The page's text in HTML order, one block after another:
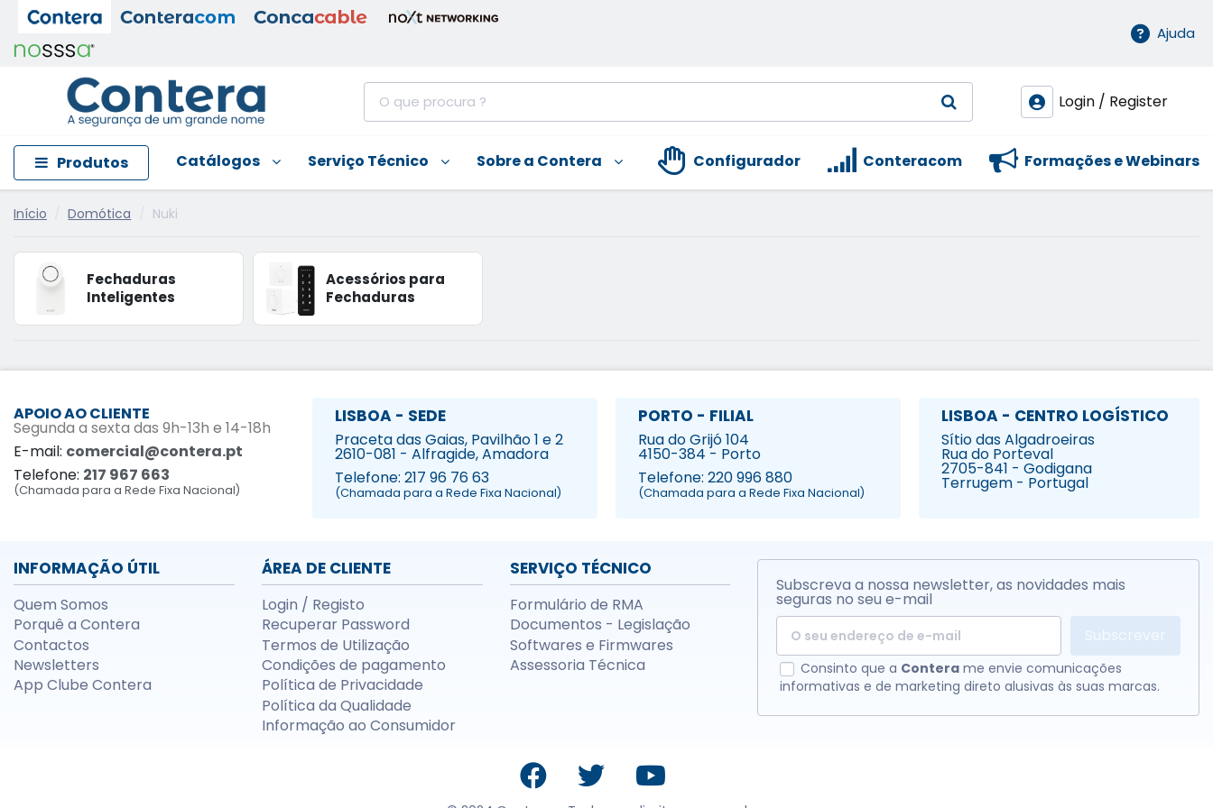
Ajuda
Login / Register
Produtos Catálogos Serviço Técnico Sobre a Contera Formações e Webinars
Conteracom
Configurador
Início Domótica Nuki
Fechaduras
Inteligentes
Acessórios para
Fechaduras
APOIO AO CLIENTE
Segunda a sexta das 9h-13h e 14-18h
E-mail: comercial@contera.pt
Telefone: 217 967 663
(Chamada para a Rede Fixa Nacional)
LISBOA - SEDE
Praceta das Gaias, Pavilhão 1 e 2
2610-081 - Alfragide, Amadora
Telefone: 217 96 76 63
(Chamada para a Rede Fixa Nacional)
PORTO - FILIAL
Rua do Grijó 104
4150-384 - Porto
Telefone: 220 996 880
(Chamada para a Rede Fixa Nacional)
LISBOA - CENTRO LOGÍSTICO
Sítio das Algadroeiras
Rua do Porteval
2705-841 - Godigana
Terrugem - Portugal
INFORMAÇÃO ÚTIL
Quem Somos
Porquê a Contera
Contactos
Newsletters
App Clube Contera
ÁREA DE CLIENTE
Login / Registo
Recuperar Password
Termos de Utilização
Condições de pagamento
Política de Privacidade
Política da Qualidade
Informação ao Consumidor
SERVIÇO TÉCNICO
Formulário de RMA
Documentos - Legislação
Softwares e Firmwares
Assessoria Técnica
Subscreva a nossa newsletter, as novidades mais
seguras no seu e-mail
Subscrever
Consinto que a Contera me envie comunicações
informativas e de marketing direto alusivas às suas marcas.